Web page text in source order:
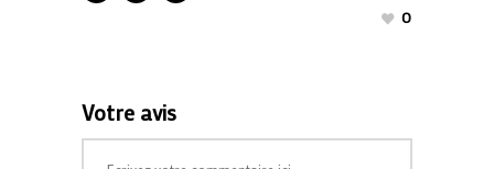
0
Votre avis